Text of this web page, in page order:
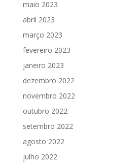
maio 2023
abril 2023
março 2023
fevereiro 2023
janeiro 2023
dezembro 2022
novembro 2022
outubro 2022
setembro 2022
agosto 2022
julho 2022